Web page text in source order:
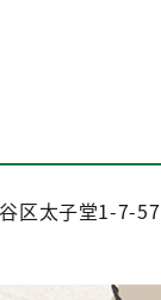
区太子堂1-7-57